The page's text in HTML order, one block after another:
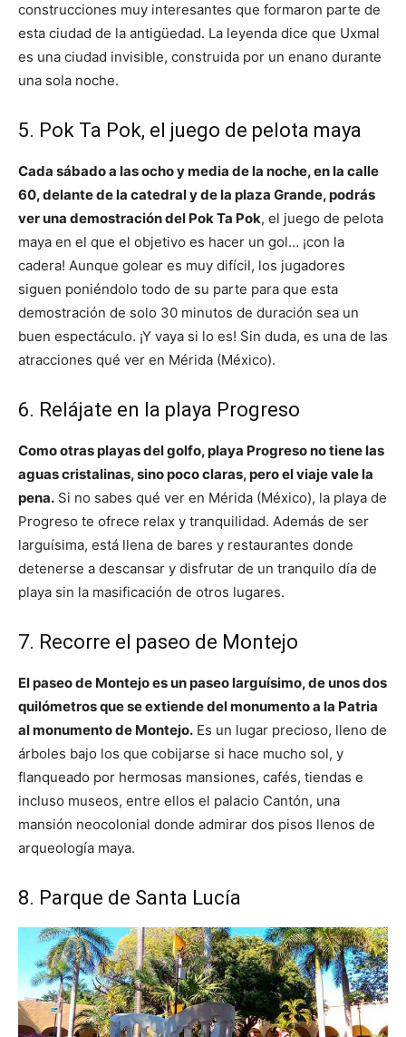
construcciones muy interesantes que formaron parte de
esta ciudad de la antigüedad. La leyenda dice que Uxmal
es una ciudad invisible, construida por un enano durante
una sola noche.
5. Pok Ta Pok, el juego de pelota maya
Cada sábado a las ocho y media de la noche, en la calle
60, delante de la catedral y de la plaza Grande, podrás
ver una demostración del Pok Ta Pok, el juego de pelota
maya en el que el objetivo es hacer un gol… ¡con la
cadera! Aunque golear es muy difícil, los jugadores
siguen poniéndolo todo de su parte para que esta
demostración de solo 30 minutos de duración sea un
buen espectáculo. ¡Y vaya si lo es! Sin duda, es una de las
atracciones qué ver en Mérida (México).
6. Relájate en la playa Progreso
Como otras playas del golfo, playa Progreso no tiene las
aguas cristalinas, sino poco claras, pero el viaje vale la
pena. Si no sabes qué ver en Mérida (México), la playa de
Progreso te ofrece relax y tranquilidad. Además de ser
larguísima, está llena de bares y restaurantes donde
detenerse a descansar y disfrutar de un tranquilo día de
playa sin la masificación de otros lugares.
7. Recorre el paseo de Montejo
El paseo de Montejo es un paseo larguísimo, de unos dos
quilómetros que se extiende del monumento a la Patria
al monumento de Montejo. Es un lugar precioso, lleno de
árboles bajo los que cobijarse si hace mucho sol, y
flanqueado por hermosas mansiones, cafés, tiendas e
incluso museos, entre ellos el palacio Cantón, una
mansión neocolonial donde admirar dos pisos llenos de
arqueología maya.
8. Parque de Santa Lucía